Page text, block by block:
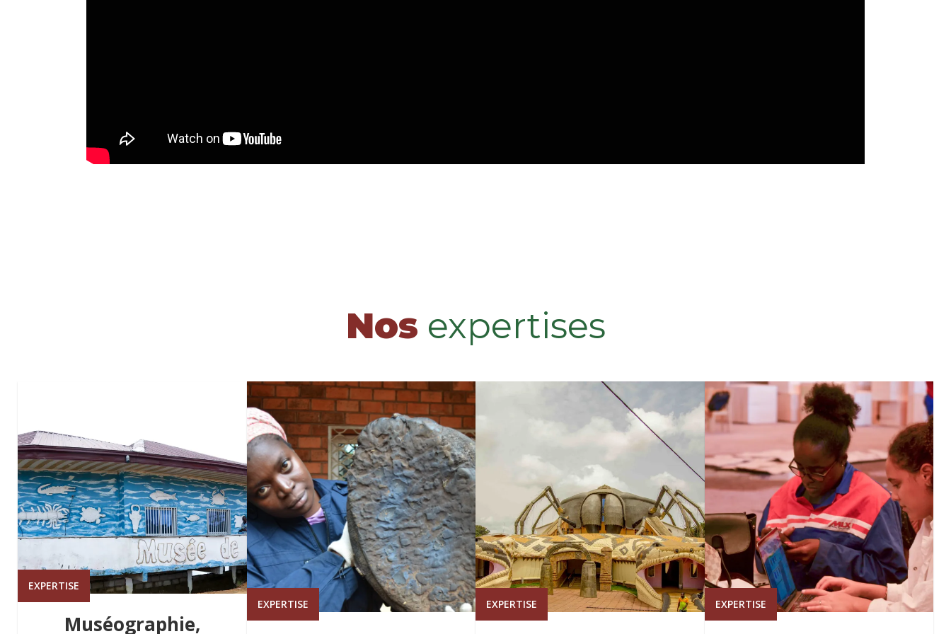
Nos expertises
EXPERTISE
Muséographie,
EXPERTISE EXPERTISE EXPERTISE